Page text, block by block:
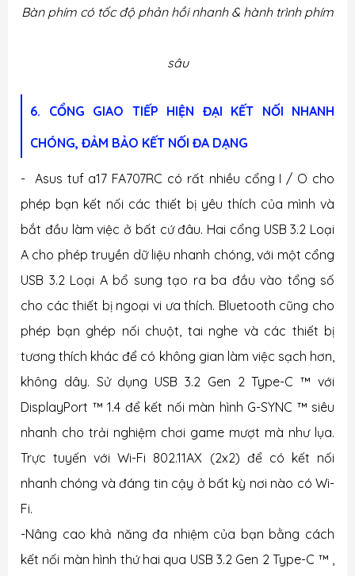
Bàn phím có tốc độ phản hồi nhanh & hành trình phím
sâu
6. CỔNG GIAO TIẾP HIỆN ĐẠI KẾT NỐI NHANH
CHÓNG, ĐẢM BẢO KẾT NỐI ĐA DẠNG
- Asus tuf a17 FA707RC có rất nhiều cổng I / O cho
phép bạn kết nối các thiết bị yêu thích của mình và
bắt đầu làm việc ở bất cứ đâu. Hai cổng USB 3.2 Loại
A cho phép truyền dữ liệu nhanh chóng, với một cổng
USB 3.2 Loại A bổ sung tạo ra ba đầu vào tổng số
cho các thiết bị ngoại vi ưa thích. Bluetooth cũng cho
phép bạn ghép nối chuột, tai nghe và các thiết bị
tương thích khác để có không gian làm việc sạch hơn,
không dây. Sử dụng USB 3.2 Gen 2 Type-C ™ với
DisplayPort ™ 1.4 để kết nối màn hình G-SYNC ™ siêu
nhanh cho trải nghiệm chơi game mượt mà như lụa.
Trực tuyến với Wi-Fi 802.11AX (2x2) để có kết nối
nhanh chóng và đáng tin cậy ở bất kỳ nơi nào có Wi-
Fi.
-Nâng cao khả năng đa nhiệm của bạn bằng cách
kết nối màn hình thứ hai qua USB 3.2 Gen 2 Type-C ™ ,